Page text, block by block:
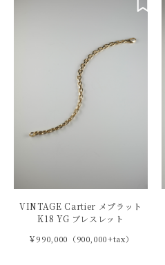
VINTAGE Cartier メプラット
K18 YG ブレスレット
￥990,000（900,000+tax）